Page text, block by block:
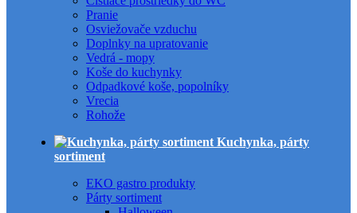
Pranie
Osviežovače vzduchu
Doplnky na upratovanie
Vedrá - mopy
Koše do kuchynky
Odpadkové koše, popolníky
Vrecia
Rohože
Kuchynka, párty
sortiment
EKO gastro produkty
Párty sortiment